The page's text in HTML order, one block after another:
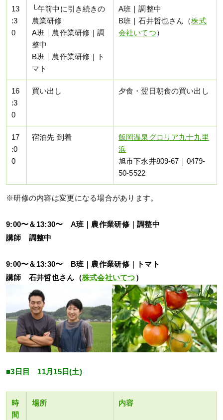
13
:3
0
└午前中に引き続きの
農業研修
A班｜農作業研修｜調
整中
B班｜農作業研修｜ト
マト
A班｜調整中
B班｜石井哲也さん（株式
会社いてつ）
16
:3
0
買い出し 夕食・翌日朝食の買い出し
17
:0
0
宿泊先 到着
飯岡温泉グロリア九十九里
浜
旭市下永井809-67｜0479-
50-5522
※研修の内容は変更になる場合があります。
9:00〜＆13:30〜 A班｜農作業研修｜調整中
講師 調整中
9:00〜＆13:30〜 B班｜農作業研修｜トマト
講師 石井哲也さん（株式会社いてつ）
■3日目 11月15日(土)
時
間
場所 内容